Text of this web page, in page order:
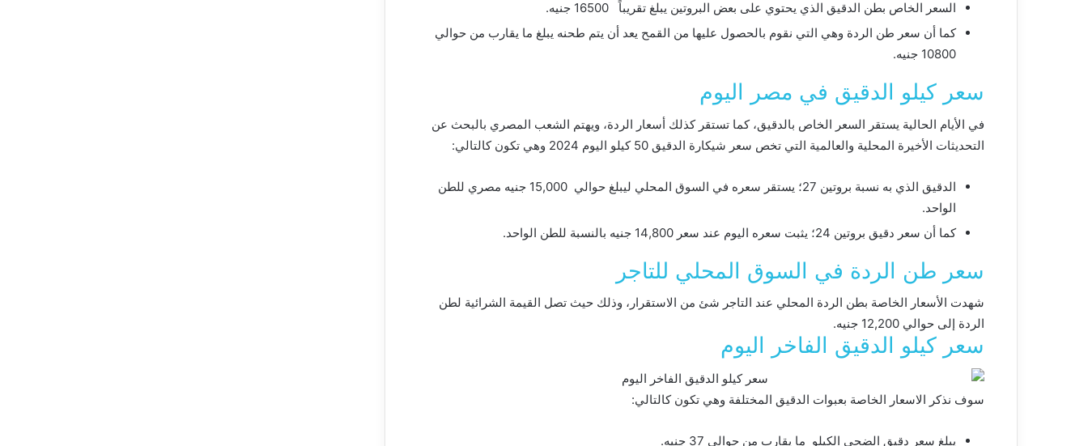
السعر الخاص بطن الدقيق الذي يحتوي على بعض البروتين يبلغ تقريباً 16500 جنيه.
كما أن سعر طن الردة وهي التي نقوم بالحصول عليها من القمح يعد أن يتم طحنه يبلغ ما يقارب من حوالي
10800 جنيه.
سعر كيلو الدقيق في مصر اليوم
في الأيام الحالية يستقر السعر الخاص بالدقيق، كما تستقر كذلك أسعار الردة، ويهتم الشعب المصري بالبحث عن
التحديثات الأخيرة المحلية والعالمية التي تخص سعر شيكارة الدقيق 50 كيلو اليوم 2024 وهي تكون كالتالي:
الدقيق الذي به نسبة بروتين 27؛ يستقر سعره في السوق المحلي ليبلغ حوالي 15,000 جنيه مصري للطن
الواحد.
كما أن سعر دقيق بروتين 24؛ يثبت سعره اليوم عند سعر 14,800 جنيه بالنسبة للطن الواحد.
سعر طن الردة في السوق المحلي للتاجر
شهدت الأسعار الخاصة بطن الردة المحلي عند التاجر شئ من الاستقرار، وذلك حيث تصل القيمة الشرائية لطن
الردة إلى حوالي 12,200 جنيه.
سعر كيلو الدقيق الفاخر اليوم
سوف نذكر الاسعار الخاصة بعبوات الدقيق المختلفة وهي تكون كالتالي:
يبلغ سعر دقيق الضحى الكيلو ما يقارب من حوالي 37 جنيه.